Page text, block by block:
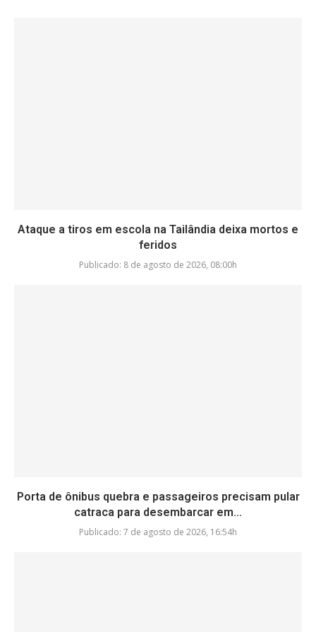
Ataque a tiros em escola na Tailândia deixa mortos e
feridos
Publicado: 8 de agosto de 2026, 08:00h
Porta de ônibus quebra e passageiros precisam pular
catraca para desembarcar em...
Publicado: 7 de agosto de 2026, 16:54h